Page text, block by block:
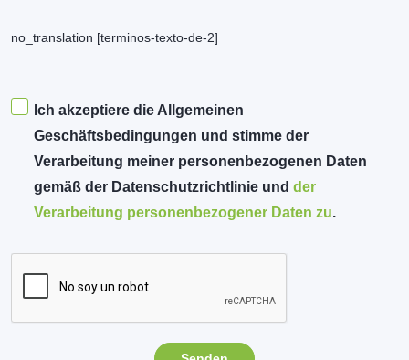
no_translation [terminos-texto-de-2]
Ich akzeptiere die Allgemeinen
Geschäftsbedingungen und stimme der
Verarbeitung meiner personenbezogenen Daten
gemäß der Datenschutzrichtlinie und der
Verarbeitung personenbezogener Daten zu.